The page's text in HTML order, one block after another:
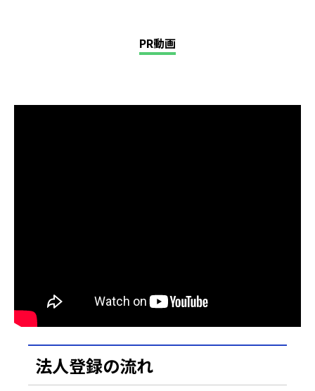
PR動画
法人登録の流れ